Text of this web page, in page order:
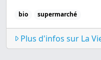
bio supermarché
Plus d'infos sur La